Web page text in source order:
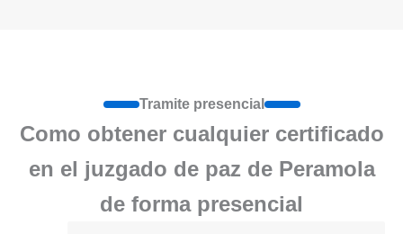
Tramite presencial
Como obtener cualquier certificado
en el juzgado de paz de Peramola
de forma presencial